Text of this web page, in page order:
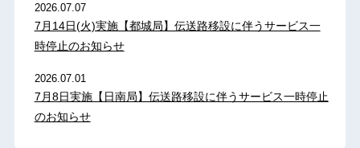
2026.07.07
7月14日(火)実施【都城局】伝送路移設に伴うサービス一
時停止のお知らせ
2026.07.01
7月8日実施【日南局】伝送路移設に伴うサービス一時停止
のお知らせ